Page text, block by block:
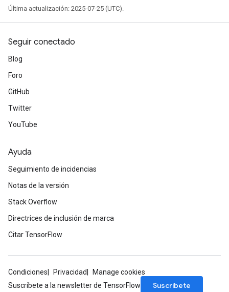
Última actualización: 2025-07-25 (UTC).
Seguir conectado
Blog
Foro
GitHub
Twitter
YouTube
Ayuda
Seguimiento de incidencias
Notas de la versión
Stack Overflow
Directrices de inclusión de marca
Citar TensorFlow
Condiciones Privacidad
Manage cookies
Suscríbete a la newsletter de TensorFlow
Suscríbete